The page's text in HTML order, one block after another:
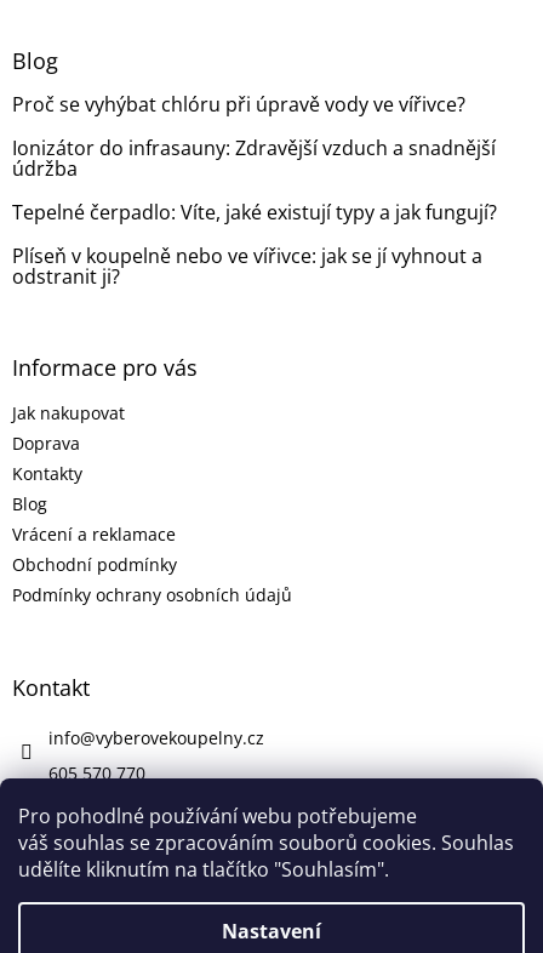
Pro pohodlné používání webu potřebujeme
váš souhlas se zpracováním souborů cookies. Souhlas
udělíte kliknutím na tlačítko "Souhlasím".
Nastavení
Blog
Proč se vyhýbat chlóru při úpravě vody ve vířivce?
Ionizátor do infrasauny: Zdravější vzduch a snadnější
údržba
Tepelné čerpadlo: Víte, jaké existují typy a jak fungují?
Plíseň v koupelně nebo ve vířivce: jak se jí vyhnout a
odstranit ji?
Informace pro vás
Jak nakupovat
Doprava
Kontakty
Blog
Vrácení a reklamace
Obchodní podmínky
Podmínky ochrany osobních údajů
Kontakt
info@vyberovekoupelny.cz
605 570 770
https://www.facebook.com/vyberovekoupelny/